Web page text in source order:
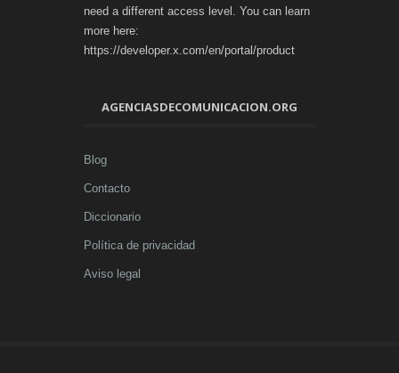
need a different access level. You can learn
more here:
https://developer.x.com/en/portal/product
AGENCIASDECOMUNICACION.ORG
Blog
Contacto
Diccionario
Política de privacidad
Aviso legal